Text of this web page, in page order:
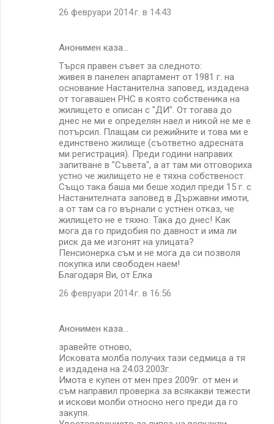
26 февруари 2014 г. в 14:43
Анонимен каза…
Търся правен съвет за следното:
живея в панелен апартамент от 1981 г. на
основание Настанителна заповед, издадена
от тогавашен РНС в която собственика на
жилището е описан с "ДИ". От тогава до
днес не ми е определян наел и никой не ме е
потърсил. Плащам си режийните и това ми е
единствено жилище (съответно адресната
ми регистрация). Преди години направих
запитване в "Съвета", а ат там ми отговориха
устно че жилището не е тяхна собственост.
Също така баша ми беше ходил преди 15 г. с
Настанителната заповед в Държавни имоти,
а от там са го върнали с устнен отказ, че
жилището не е тяхно. Така до днес! Как
мога да го придобия по давност и има ли
риск да ме изгонят на улицата?
Пенсионерка съм и не мога да си позволя
покупка или свободен наем!
Благодаря Ви, от Елка
26 февруари 2014 г. в 16:56
Анонимен каза…
зравейте отново,
Исковата молба получих тази седмица а тя
е издадена на 24.03.2003г.
Имота е купен от мен през 2009г. от мен и
съм направил проверка за всякакви тежести
и искови молби относно него преди да го
закупя.